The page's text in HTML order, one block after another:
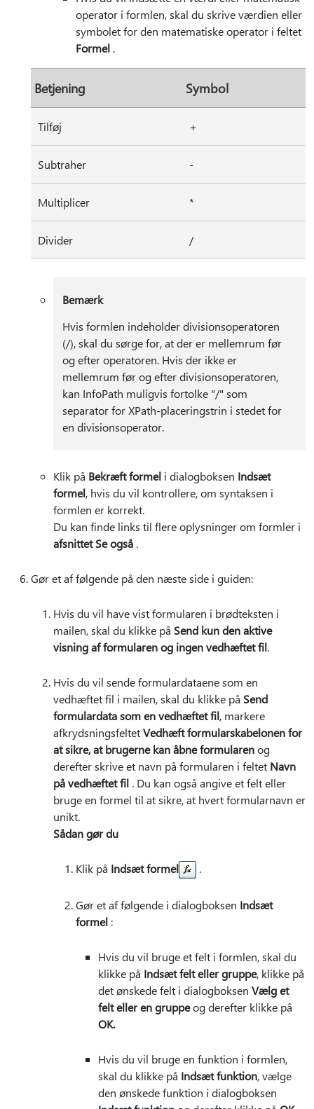
operator i formlen, skal du skrive værdien eller
symbolet for den matematiske operator i feltet
Formel .
Betjening Symbol
Tilføj +
Subtraher -
Multiplicer *
Divider /
Bemærk
Hvis formlen indeholder divisionsoperatoren
(/), skal du sørge for, at der er mellemrum før
og efter operatoren. Hvis der ikke er
mellemrum før og efter divisionsoperatoren,
kan InfoPath muligvis fortolke "/" som
separator for XPath-placeringstrin i stedet for
en divisionsoperator.
Klik på Bekræft formel i dialogboksen Indsæt
formel, hvis du vil kontrollere, om syntaksen i
formlen er korrekt.
Du kan finde links til flere oplysninger om formler i
afsnittet Se også .
Gør et af følgende på den næste side i guiden:
Hvis du vil have vist formularen i brødteksten i
mailen, skal du klikke på Send kun den aktive
visning af formularen og ingen vedhæftet fil.
Hvis du vil sende formulardataene som en
vedhæftet fil i mailen, skal du klikke på Send
formulardata som en vedhæftet fil, markere
afkrydsningsfeltetVedhæft formularskabelonen for
at sikre, at brugerne kan åbne formularenog
derefter skrive et navn på formularen i feltet Navn
på vedhæftet fil . Du kan også angive et felt eller
bruge en formel til at sikre, at hvert formularnavn er
unikt.
Sådan gør du
Klik på Indsæt formel .
Gør et af følgende i dialogboksen Indsæt
formel :
Hvis du vil bruge et felt i formlen, skal du
klikke på Indsæt felt eller gruppe, klikke på
det ønskede felt i dialogboksen Vælg et
felt eller en gruppeog derefter klikke på
OK.
Hvis du vil bruge en funktion i formlen,
skal du klikke på Indsæt funktion, vælge
den ønskede funktion i dialogboksen